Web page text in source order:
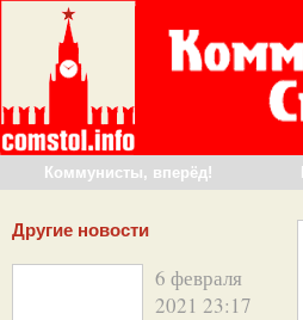
Коммунисты, вперёд!
Другие новости
6 февраля
2021 23:17